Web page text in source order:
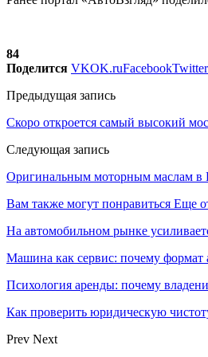
84
Поделится VKOK.ruFacebookTwitter
Предыдущая запись
Скоро откроется самый высокий
Следующая запись
Оригинальным моторным маслам в
Вам также могут понравиться Еще
На автомобильном рынке
Машина как сервис: почему формат
Психология аренды: почему
Как проверить юридическую
Prev Next